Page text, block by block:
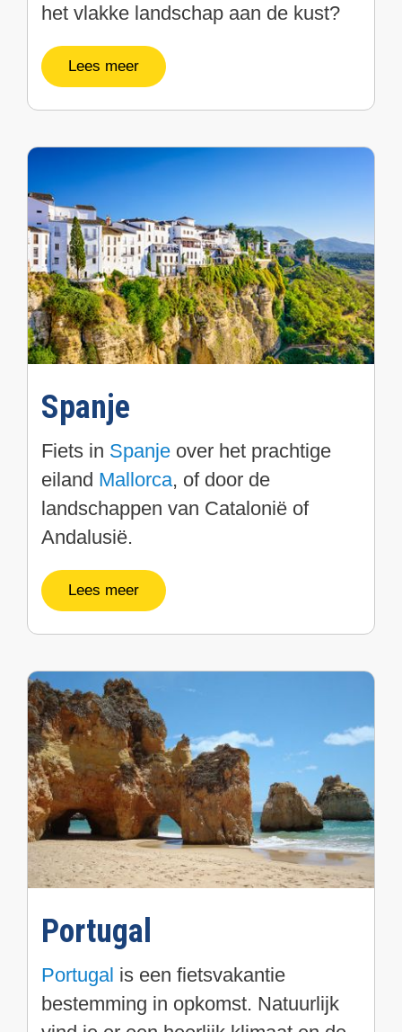
het vlakke landschap aan de kust?
Lees meer
Spanje
Fiets in Spanje over het prachtige
eiland Mallorca, of door de
landschappen van Catalonië of
Andalusië.
Lees meer
Portugal
Portugal is een fietsvakantie
bestemming in opkomst. Natuurlijk